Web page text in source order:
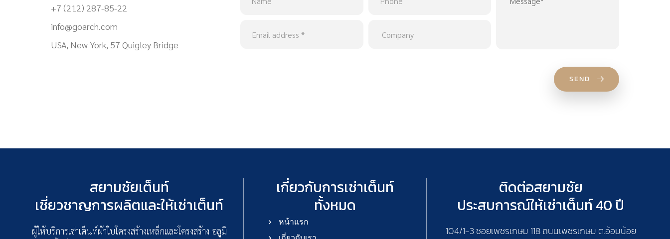
+7 (212) 287-85-22
info@goarch.com
USA, New York, 57 Quigley Bridge
SEND
สยามชัยเต็นท์
เชี่ยวชาญการผลิตและให้เช่าเต็นท์
ผู้ให้บริการเช่าเต็นท์ผ้าใบโครงสร้างเหล็กและโครงสร้าง อลูมิ
เกี่ยวกับการเช่าเต็นท์
ทั้งหมด
หน้าแรก
ติดต่อสยามชัย
ประสบการณ์ให้เช่าเต็นท์ 40 ปี
104/1-3 ซอยเพชรเกษม 118 ถนนเพชรเกษม ต.อ้อมน้อย